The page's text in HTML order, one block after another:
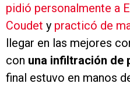
pidió personalmente a
Coudet y practicó de
llegar en las mejores
con una infiltración de
final estuvo en manos